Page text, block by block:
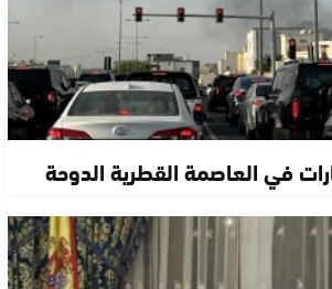
في العاصمة القطرية الدوحة